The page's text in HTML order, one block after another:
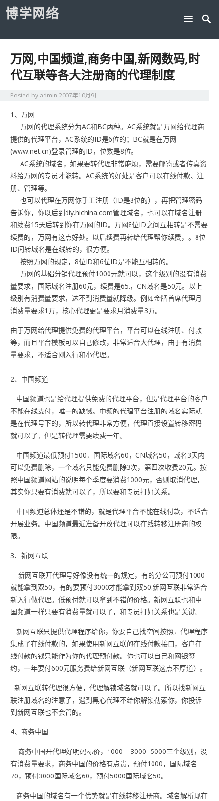
博学网络
万网,中国频道,商务中国,新网数码,时
代互联等各大注册商的代理制度
Posted by admin 2007年10月9日
1、万网
万网的代理系统分为AC和BC两种。AC系统就是万网给代理商
提供的代理平台，AC系统的ID是6位的；BC就是在万网
(www.net.cn)登录管理的ID，位数是8位。
AC系统的域名，如果要转代理非常麻烦，需要邮寄或者传真资
料给万网的专员才能转。AC系统的好处是客户可以在线付款、注
册、管理等。
也可以代理在万网你手工注册（ID是8位的），再把管理密码
告诉你，你以后到diy.hichina.com管理域名，也可以在域名注册
和续费15天后转到你在万网的ID。万网8位ID之间互相转是不需要
续费的，万网有这点好处。以后续费再转给代理帮你续费，。8位
ID间转域名是在线转的，很方便。
按照万网的规定，8位ID和6位ID是不能互相转的。
万网的基础分销代理预付1000元就可以，这个级别的没有消费
量要求，国际域名注册60元，续费是65.，CN域名是50元。以上
级别有消费量要求，达不到消费量就降级。例如金牌首席代理月
消费量要求1万，核心代理更是要求月消费量3万。
由于万网给代理提供免费的代理平台，平台可以在线注册、付款
等，而且平台模板可以自己修改，非常适合大代理，由于有消费
量要求，不适合刚入行和小代理。
2、中国频道
中国频道也是给代理提供免费的代理平台，但是代理平台的客户
不能在线支付，唯一的缺憾。中频的代理平台注册的域名实际就
是在代理号下的，所以转代理非常方便，代理直接设置转移密码
就可以了，但是转代理需要续费一年。
中国频道最低预付1500，国际域名60，CN域名50，域名3天内
可以免费删除，一个域名只能免费删除3次，第四次收费20元。按
照中国频道网站的说明每个季度要消费1000元，否则取消代理，
其实你只要有消费就可以了，所以要和专员打好关系。
中国频道总体还是不错的，就是代理平台不能在线付款，不适合
开展业务。中国频道最近准备开放代理可以在线转移注册商的权
限。
3、新网互联
新网互联开代理号好像没有统一的规定，有的分公司预付1000
就能拿到双50，有的要预付3000才能拿到双50.新网互联非常适合
新入行做代理。低预付就可以拿到不错的价格。新网互联也和中
国频道一样只要有消费量就可以了，和专员打好关系也是关键。
新网互联只提供代理程序给你，你要自己找空间按照，代理程序
集成了在线付款的，如果使用新网互联的在线付款接口，客户在
线付款的钱只能作为你的代理预付款。你也可以自己和网银签
约，一年要付600元服务费给新网互联（新网互联这点不厚道）。
新网互联转代理很方便，代理解锁域名就可以了。所以找新网互
联注册域名的注意了，遇到黑心代理不给你解锁勒索你，你投诉
到新网互联也不会管的。
4、商务中国
商务中国开代理好明码标价，1000 – 3000 -5000三个级别，没
有消费量要求，商务中国的价格有点贵，预付1000，国际域名
70，预付3000国际域名60，预付5000国际域名50。
商务中国的域名有一个优势就是在线转移注册商。域名解析现在